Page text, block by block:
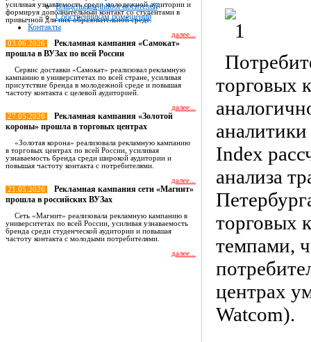
Владельцам indoor носителей
Собственникам помещений
Контакты
усиливая узнаваемость среди молодежной аудитории и
формируя дополнительный контакт со студентами в
привычной для них образовательной среде.
далее...
03.06.2026
Рекламная кампания «Самокат»
прошла в ВУЗах по всей России
Сервис доставки «Самокат» реализовал рекламную
кампанию в университетах по всей стране, усиливая
присутствие бренда в молодежной среде и повышая
частоту контакта с целевой аудиторией.
далее...
27.05.2026
Рекламная кампания «Золотой
короны» прошла в торговых центрах
«Золотая корона» реализовала рекламную кампанию
в торговых центрах по всей России, усиливая
узнаваемость бренда среди широкой аудитории и
повышая частоту контакта с потребителями.
далее...
21.05.2026
Рекламная кампания сети «Магнит»
прошла в российских ВУЗах
Сеть «Магнит» реализовала рекламную кампанию в
университетах по всей России, усиливая узнаваемость
бренда среди студенческой аудитории и повышая
частоту контакта с молодыми потребителями.
далее...
торговых
Index
анализа
торговых
темпами,
центрах
Watcom).